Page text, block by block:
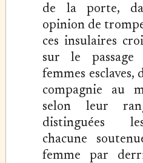
de la porte,
opinion de
ces insulaires
sur le passage
femmes esclaves,
compagnie au
selon leur
distinguées
chacune
femme par